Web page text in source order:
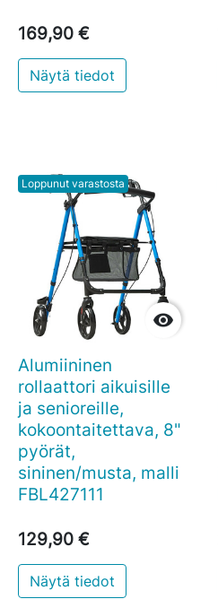
169,90 €
Näytä tiedot
Loppunut varastosta

Alumiininen
rollaattori aikuisille
ja senioreille,
kokoontaitettava, 8"
pyörät,
sininen/musta, malli
FBL427111
129,90 €
Näytä tiedot